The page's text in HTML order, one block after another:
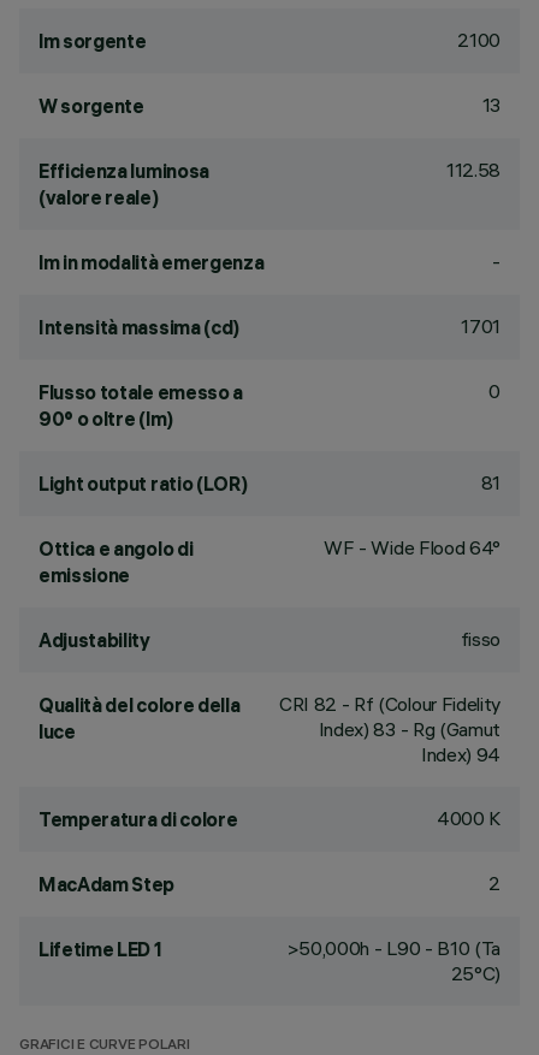
lm sorgente 2100
W sorgente 13
Efficienza luminosa
(valore reale)
112.58
lm in modalità emergenza -
Intensità massima (cd) 1701
Flusso totale emesso a
90° o oltre (lm)
0
Light output ratio (LOR) 81
Ottica e angolo di
emissione
WF - Wide Flood 64°
Adjustability fisso
Qualità del colore della
luce
CRI 82 - Rf (Colour Fidelity
Index) 83 - Rg (Gamut
Index) 94
Temperatura di colore 4000 K
MacAdam Step 2
Lifetime LED 1
>50,000h - L90 - B10 (Ta
25°C)
GRAFICI E CURVE POLARI